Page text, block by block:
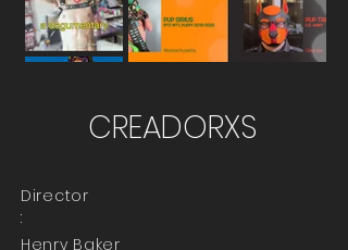
CREADORXS
Director
:
Henry Baker